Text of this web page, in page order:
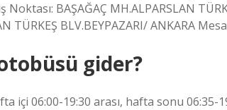
Noktası: BAŞAĞAÇ MH.ALPARSLAN
TÜRKEŞ BLV.BEYPAZARI/ ANKARA
gider?
içi 06:00-19:30 arası, hafta sonu 06:35-